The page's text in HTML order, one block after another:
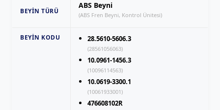
BEYIN TÜRÜ
ABS Beyni
(ABS Fren Beyni, Kontrol Ünitesi)
BEYIN KODU 28.5610-5606.3
(28561056063)
10.0961-1456.3
(10096114563)
10.0619-3300.1
(10061933001)
476608102R